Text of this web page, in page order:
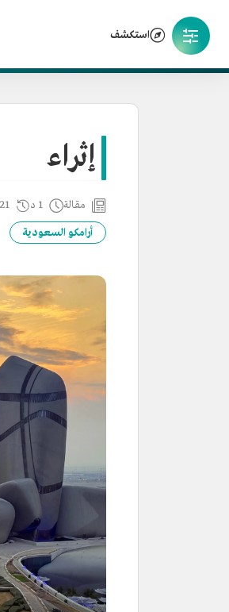
استكشف
إثراء
مقالة 1 د
أرامكو السعودية